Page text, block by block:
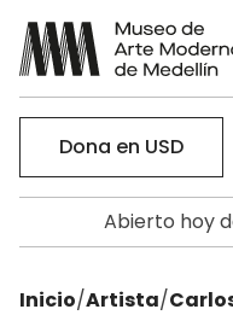
Dona en USD
Abierto hoy
Inicio/Artista/